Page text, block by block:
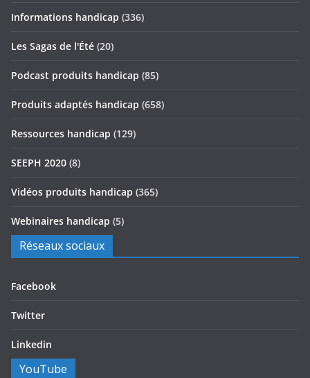
Informations handicap (336)
Les Sagas de l'Été (20)
Podcast produits handicap (85)
Produits adaptés handicap (658)
Ressources handicap (129)
SEEPH 2020 (8)
Vidéos produits handicap (365)
Webinaires handicap (5)
Réseaux sociaux
Facebook
Twitter
Linkedin
YouTube